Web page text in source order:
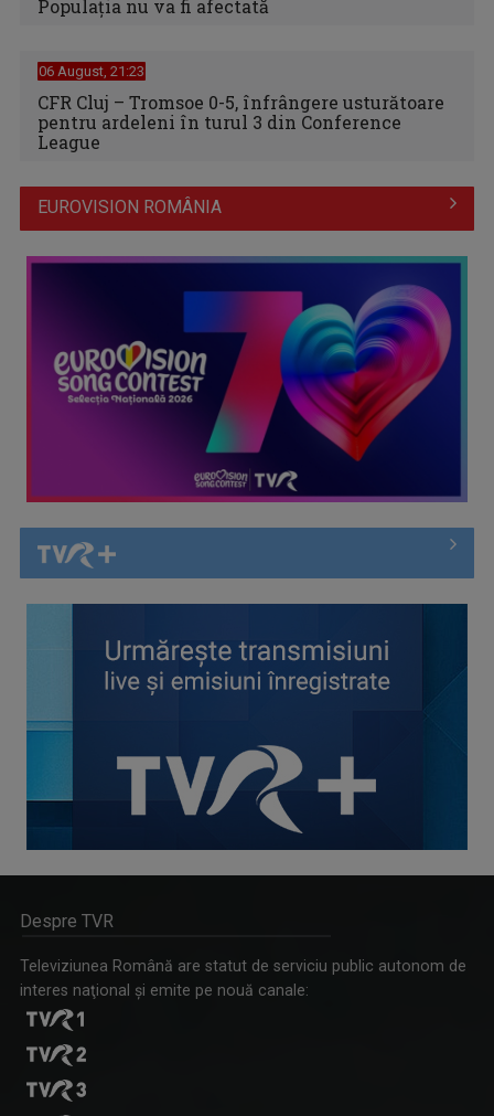
Populația nu va fi afectată
06 August, 21:23
CFR Cluj – Tromsoe 0-5, înfrângere usturătoare
pentru ardeleni în turul 3 din Conference
League
EUROVISION ROMÂNIA
Despre TVR
Televiziunea Română are statut de serviciu public autonom de
interes naţional şi emite pe nouă canale: